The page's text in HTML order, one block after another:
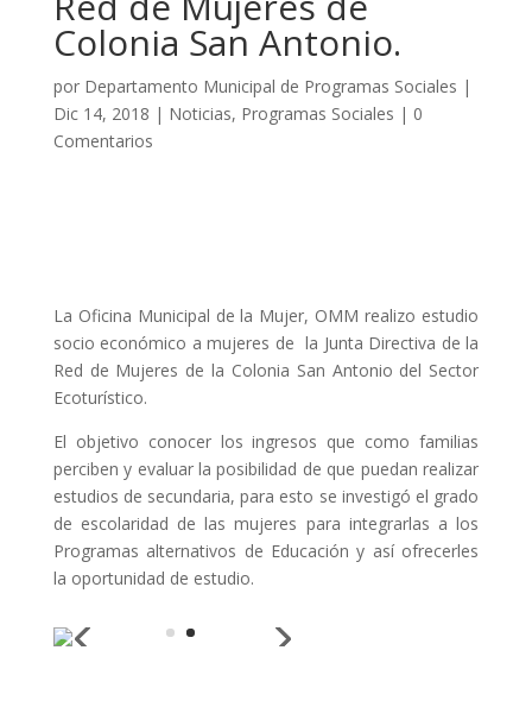
Colonia San Antonio.
por Departamento Municipal de Programas Sociales |
Dic 14, 2018 | Noticias, Programas Sociales | 0
Comentarios
La Oficina Municipal de la Mujer, OMM realizo estudio
socio económico a mujeres de la Junta Directiva de la
Red de Mujeres de la Colonia San Antonio del Sector
Ecoturístico.
El objetivo conocer los ingresos que como familias
perciben y evaluar la posibilidad de que puedan realizar
estudios de secundaria, para esto se investigó el grado
de escolaridad de las mujeres para integrarlas a los
Programas alternativos de Educación y así ofrecerles
la oportunidad de estudio.